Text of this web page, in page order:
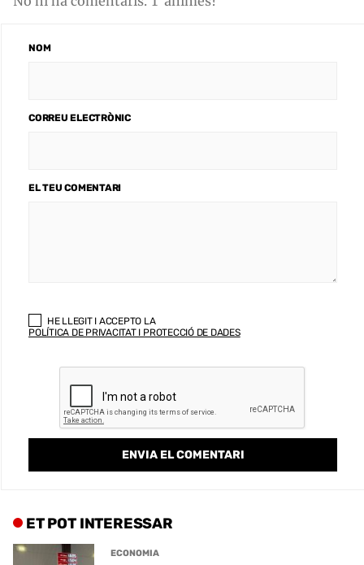
NOM
CORREU ELECTRÒNIC
EL TEU COMENTARI
HE LLEGIT I ACCEPTO LA
POLÍTICA DE PRIVACITAT I PROTECCIÓ DE DADES
ET POT INTERESSAR
ECONOMIA